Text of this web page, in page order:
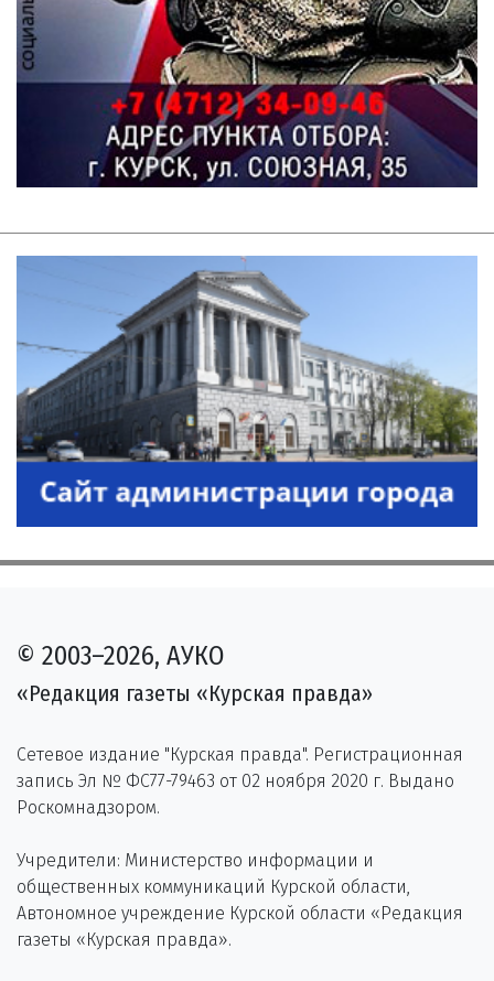
© 2003–2026, АУКО
«Редакция газеты «Курская правда»
Сетевое издание "Курская правда". Регистрационная
запись Эл № ФС77-79463 от 02 ноября 2020 г. Выдано
Роскомнадзором.
Учредители: Министерство информации и
общественных коммуникаций Курской области,
Автономное учреждение Курской области «Редакция
газеты «Курская правда».